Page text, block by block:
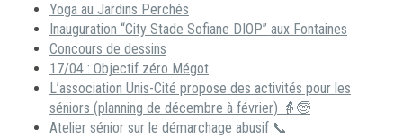
Yoga au Jardins Perchés
Inauguration “City Stade Sofiane DIOP” aux Fontaines
Concours de dessins
17/04 : Objectif zéro Mégot
L’association Unis-Cité propose des activités pour les
séniors (planning de décembre à février) 👵🧓
Atelier sénior sur le démarchage abusif 📞